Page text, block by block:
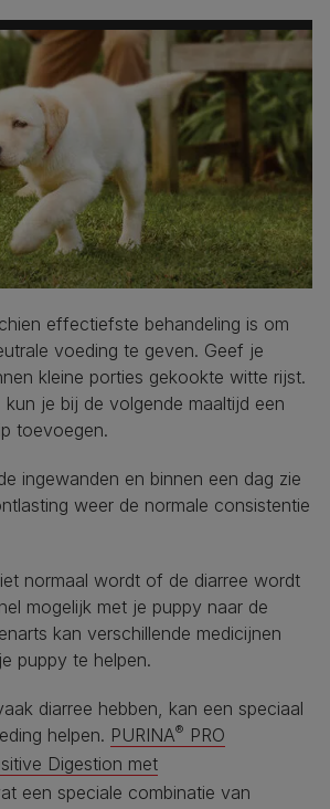
effectiefste behandeling is om
voeding te geven. Geef je
kleine porties gekookte witte rijst.
je bij de volgende maaltijd een
toevoegen.
ingewanden en binnen een dag zie
weer de normale consistentie
normaal wordt of de diarree wordt
mogelijk met je puppy naar de
kan verschillende medicijnen
puppy te helpen.
diarree hebben, kan een speciaal
helpen. PURINA® PRO
Digestion met
een speciale combinatie van